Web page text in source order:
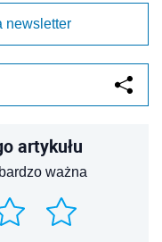
newsletter
artykułu
ważna